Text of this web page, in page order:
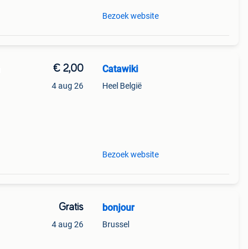
Bezoek website
€ 2,00
4 aug 26
Catawiki
Heel België
Bezoek website
Gratis
4 aug 26
bonjour
Brussel